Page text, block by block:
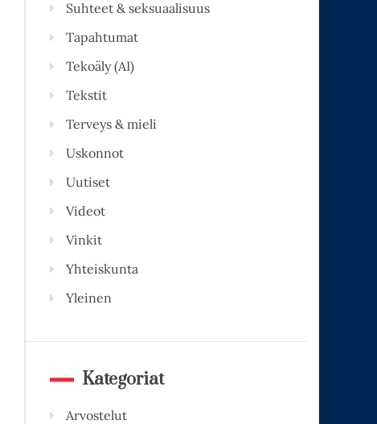
Suhteet & seksuaalisuus
Tapahtumat
Tekoäly (AI)
Tekstit
Terveys & mieli
Uskonnot
Uutiset
Videot
Vinkit
Yhteiskunta
Yleinen
Kategoriat
Arvostelut